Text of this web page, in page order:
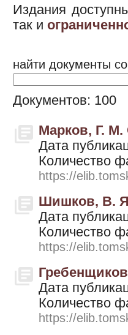
Издания
так и
найти документы
Документов: 100
Марков, Г. М.
Дата
Количество
https://
Шишков, В.
Дата
Количество
https://
Дата
Количество
https://